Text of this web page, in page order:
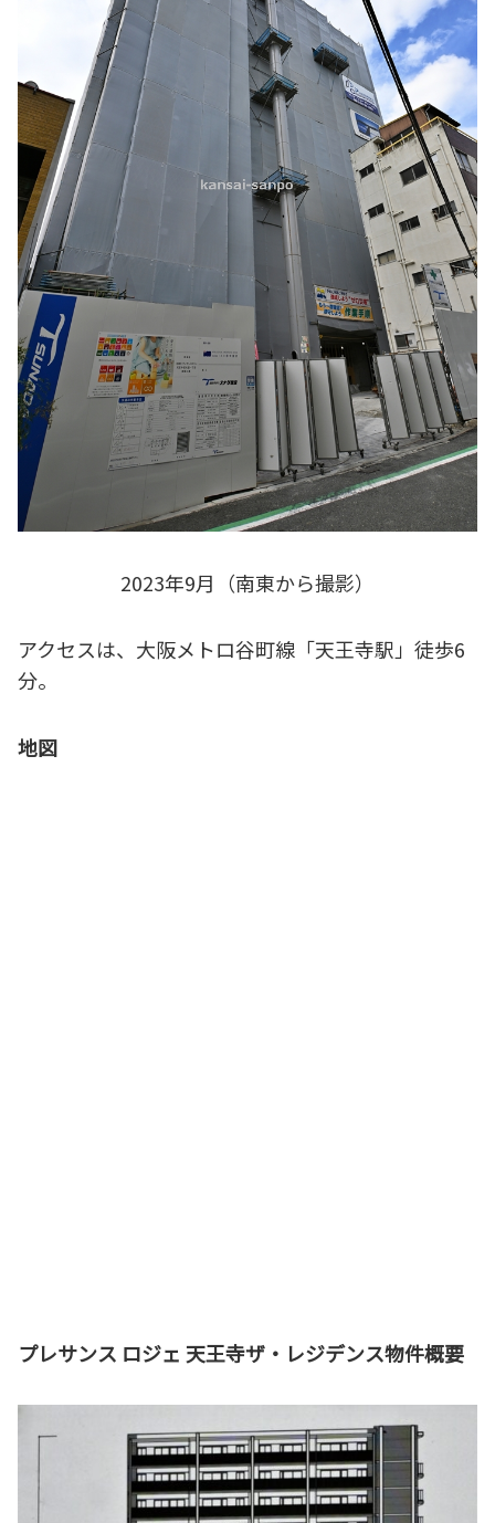
2023年9月（南東から撮影）
アクセスは、大阪メトロ谷町線「天王寺駅」徒歩6
分。
地図
プレサンス ロジェ 天王寺ザ・レジデンス物件概要